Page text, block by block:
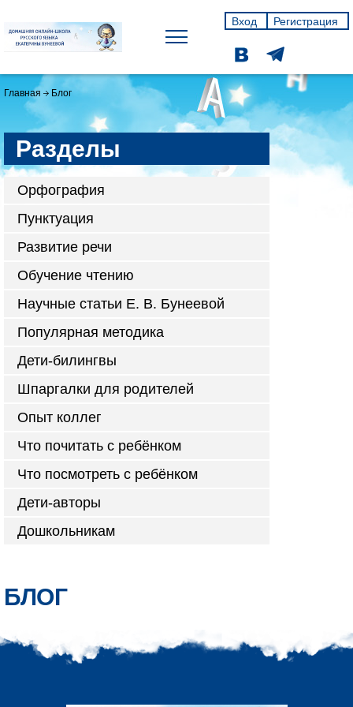
Вход Регистрация
Главная Блог
БЛОГ
Разделы
Орфография
Пунктуация
Развитие речи
Обучение чтению
Научные статьи Е. В. Бунеевой
Популярная методика
Дети-билингвы
Шпаргалки для родителей
Опыт коллег
Что почитать с ребёнком
Что посмотреть с ребёнком
Дети-авторы
Дошкольникам